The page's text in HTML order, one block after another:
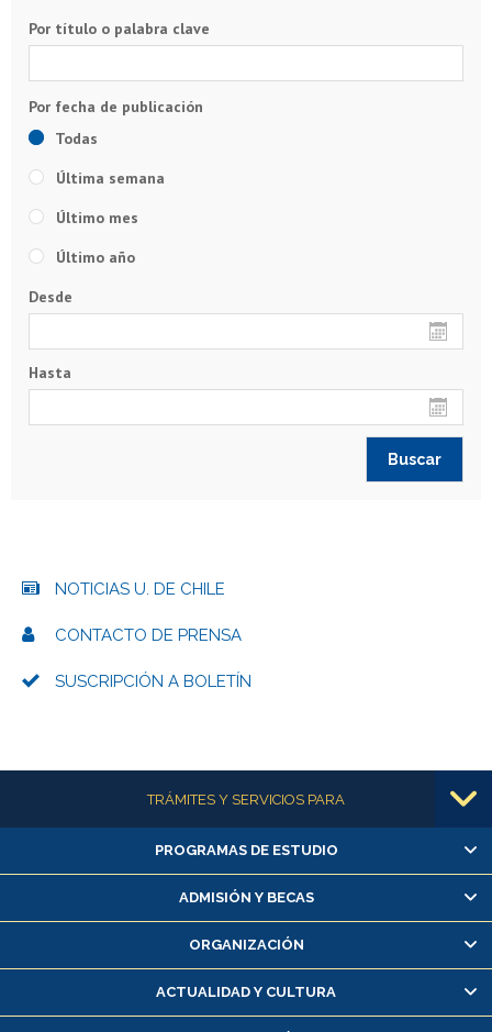
Por título o palabra clave
Todas
Última semana
Último mes
Último año
Desde
Hasta
NOTICIAS U. DE CHILE
CONTACTO DE PRENSA
SUSCRIPCIÓN A BOLETÍN
Más informaciónTRÁMITES Y SERVICIOS PARA
Alumnas/os y exalumnas/os
Matrícula en línea
Inscripción y cambio de asignaturas
Consulta y certificado de notas
Servicio médico y dental
PROGRAMAS DE ESTUDIO
ADMISIÓN Y BECAS
ORGANIZACIÓN
ACTUALIDAD Y CULTURA